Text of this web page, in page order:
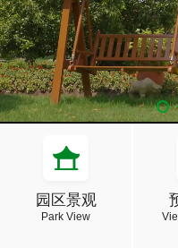
园区景观
Park View